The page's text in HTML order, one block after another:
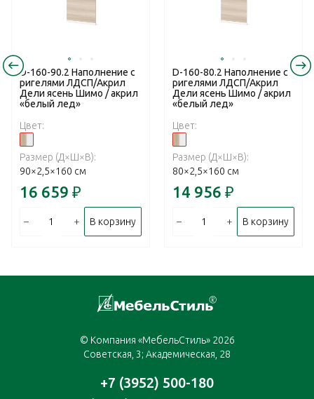
D-160-90.2 Наполнение с
ригелями ЛДСП/Акрил
Дели ясень Шимо / акрил
«белый лед»
Цвет:
Размер (Д×Ш×В):
90×2,5×160 см
16 659 ₽
– + В корзину
D-160-80.2 Наполнение с
ригелями ЛДСП/Акрил
Дели ясень Шимо / акрил
«белый лед»
Цвет:
Размер (Д×Ш×В):
80×2,5×160 см
14 956 ₽
– + В корзину
© Компания «МебельСтиль» 2026
Советская, 3; Академическая, 28
+7 (3952) 500-180